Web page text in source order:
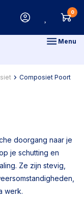
0
Menu
Composiet Poort
doorgang naar je
je schutting en
Ze zijn stevig,
werk.